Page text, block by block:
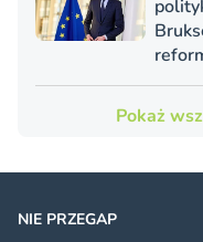
Pokaż
NIE PRZEGAP